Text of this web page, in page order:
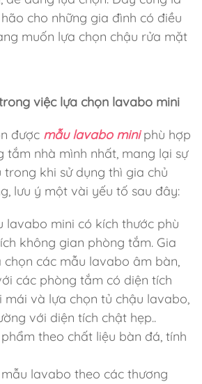
cho những gia đình có điều
muốn lựa chọn chậu rửa mặt
việc lựa chọn lavabo mini
được mẫu lavabo miniphù hợp
tắm nhà mình nhất, mang lại sự
trong khi sử dụng thì gia chủ
lưu ý một vài yếu tố sau đây:
lavabo mini có kích thước phù
không gian phòng tắm. Gia
chọn các mẫu lavabo âm bàn,
các phòng tắm có diện tích
mái và lựa chọn tủ chậu lavabo,
với diện tích chật hẹp..
theo chất liệu bàn đá, tính
lavabo theo các thương